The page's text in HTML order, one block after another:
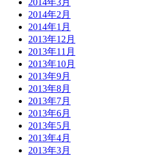
2014年3月
2014年2月
2014年1月
2013年12月
2013年11月
2013年10月
2013年9月
2013年8月
2013年7月
2013年6月
2013年5月
2013年4月
2013年3月